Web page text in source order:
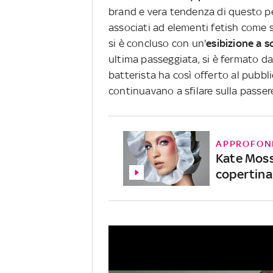
brand e vera tendenza di questo
associati ad elementi fetish
si è concluso con un'esibizione a
ultima passeggiata, si è fermato
batterista ha così offerto al
continuavano a sfilare sulla
Kate
copertina